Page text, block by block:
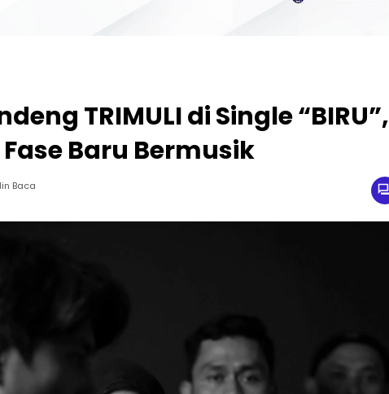
TRIMULI di Single “BIRU”,
Baru Bermusik
Baca